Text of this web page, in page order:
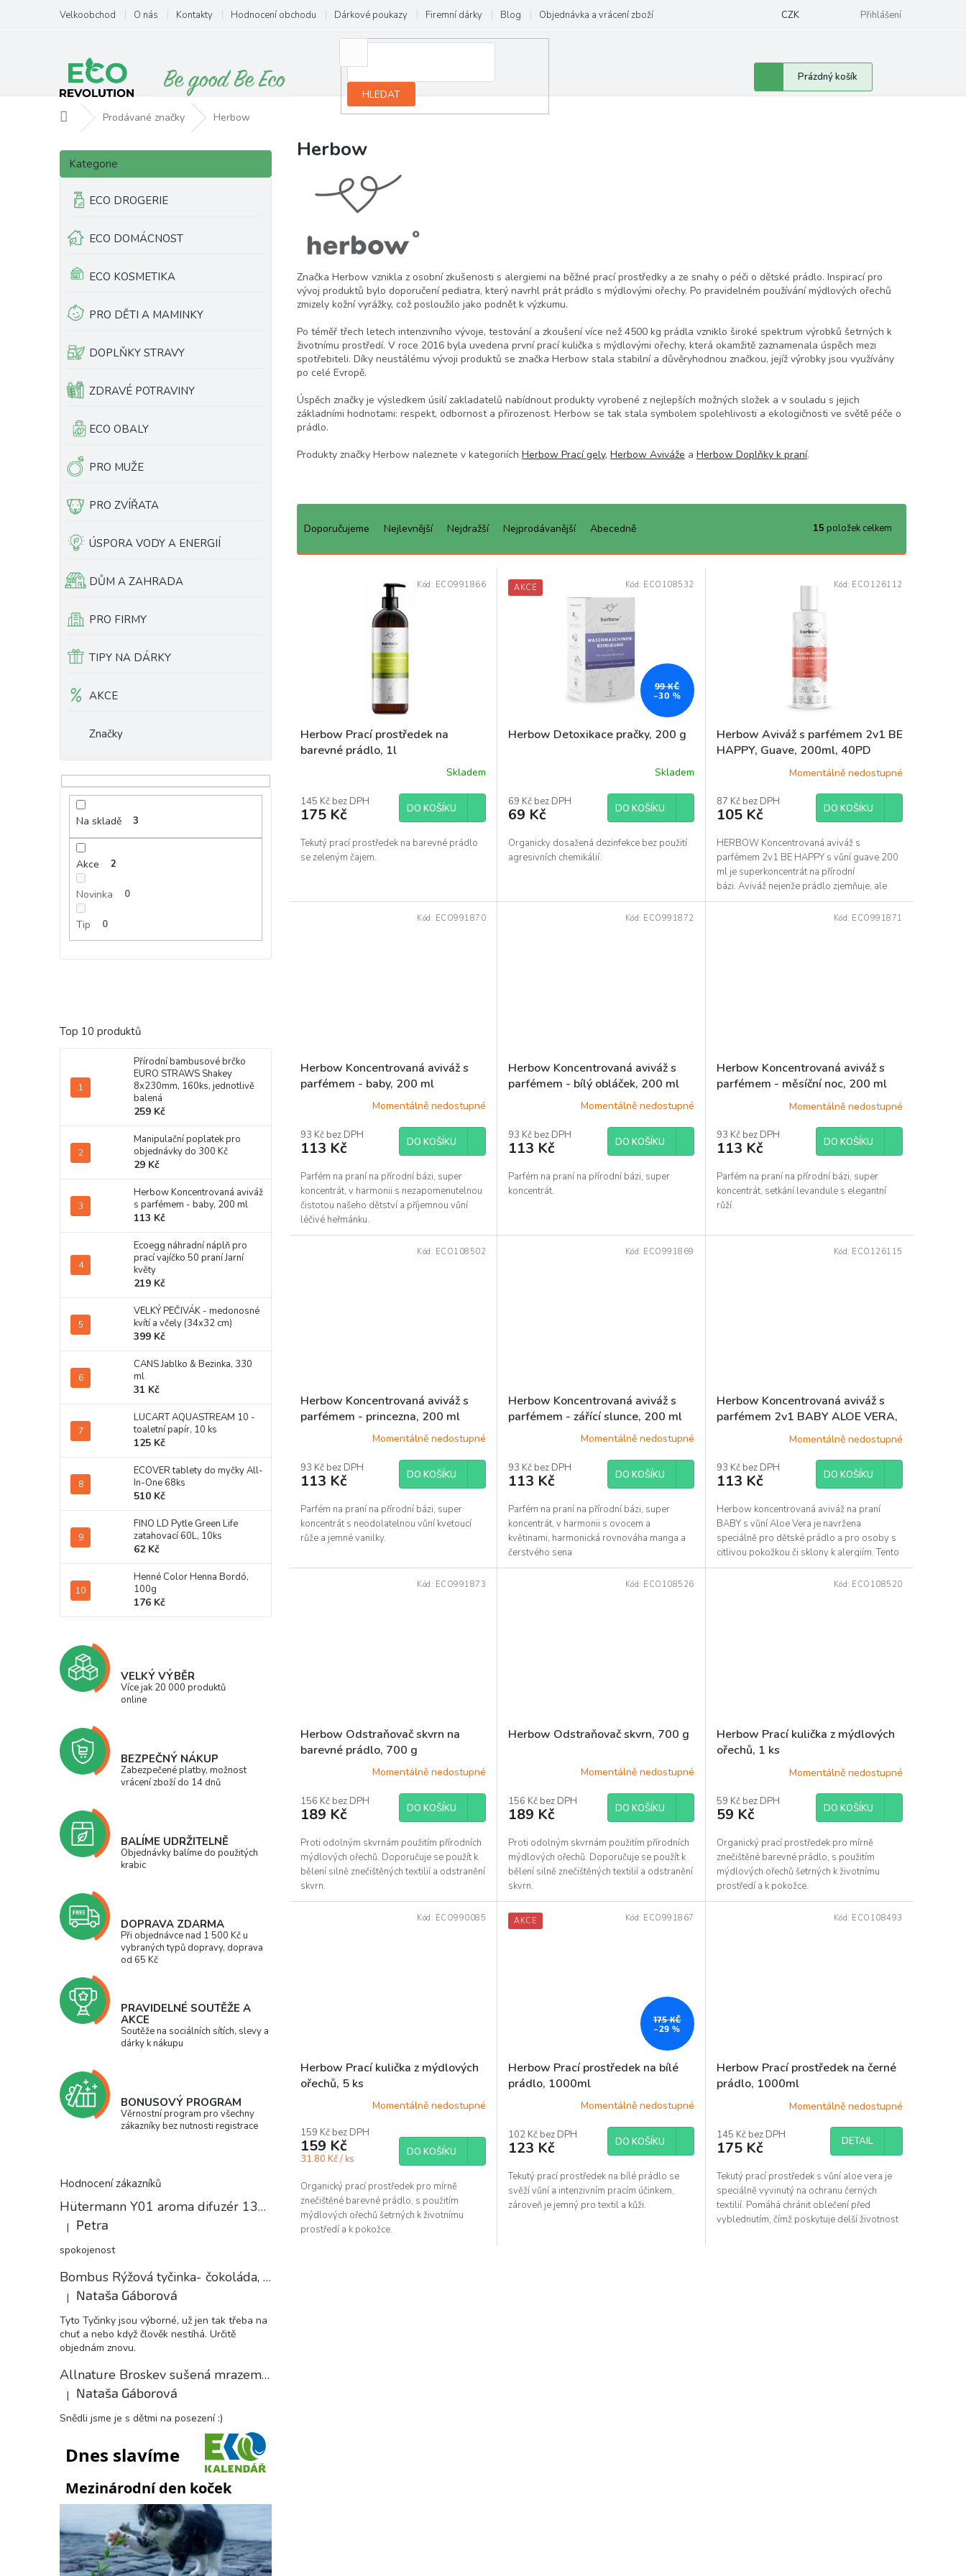
obsah
Velkoobchod O nás Kontakty Hodnocení obchodu Dárkové poukazy Firemní dárky Blog Objednávka a vrácení zboží CZK Přihlášení
HLEDAT
Nákupní
košík
Prázdný košík
Domů Prodávané značky Herbow
P
s
n
n
Přeskočit
kategorie
Kategorie
ECO DROGERIE
ECO DOMÁCNOST
ECO KOSMETIKA
PRO DĚTI A MAMINKY
DOPLŇKY STRAVY
ZDRAVÉ POTRAVINY
ECO OBALY
PRO MUŽE
PRO ZVÍŘATA
ÚSPORA VODY A ENERGIÍ
DŮM A ZAHRADA
PRO FIRMY
TIPY NA DÁRKY
AKCE
Značky
Na skladě 3
Akce 2
Novinka 0
Tip 0
Top 10 produktů
Přírodní bambusové brčko
EURO STRAWS Shakey
8x230mm, 160ks, jednotlivě
balená
259 Kč
Manipulační poplatek pro
objednávky do 300 Kč
29 Kč
Herbow Koncentrovaná aviváž
s parfémem - baby, 200 ml
113 Kč
Ecoegg náhradní náplň pro
prací vajíčko 50 praní Jarní
květy
219 Kč
VELKÝ PEČIVÁK - medonosné
kvítí a včely (34x32 cm)
399 Kč
CANS Jablko & Bezinka, 330
ml
31 Kč
LUCART AQUASTREAM 10 -
toaletní papír, 10 ks
125 Kč
ECOVER tablety do myčky All-
In-One 68ks
510 Kč
FINO LD Pytle Green Life
zatahovací 60L, 10ks
62 Kč
Henné Color Henna Bordó,
100g
176 Kč
VELKÝ VÝBĚR
Více jak 20 000 produktů
online
BEZPEČNÝ NÁKUP
Zabezpečené platby, možnost
vrácení zboží do 14 dnů
BALÍME UDRŽITELNĚ
Objednávky balíme do použitých
krabic
DOPRAVA ZDARMA
Při objednávce nad 1 500 Kč u
vybraných typů dopravy, doprava
od 65 Kč
PRAVIDELNÉ SOUTĚŽE A
AKCE
Soutěže na sociálních sítích, slevy a
dárky k nákupu
BONUSOVÝ PROGRAM
Věrnostní program pro všechny
zákazníky bez nutnosti registrace
Hodnocení zákazníků
Hütermann Y01 aroma difuzér 130ml světlé dřevo - ultrazvukový, USB.
Hodnocení produktu je 5 z 5 hvězdiček.
| Petra
spokojenost
Bombus Rýžová tyčinka- čokoláda, 18 g
Hodnocení produktu je 5 z 5 hvězdiček.
| Nataša Gáborová
Tyto Tyčinky jsou výborné, už jen tak třeba na
chuť a nebo když člověk nestíhá. Určitě
objednám znovu.
Allnature Broskev sušená mrazem plátky, 15 g
Hodnocení produktu je 5 z 5 hvězdiček.
| Nataša Gáborová
Snědli jsme je s dětmi na posezení :)
Herbow
Značka Herbow vznikla z osobní zkušenosti s alergiemi na běžné prací prostředky a ze snahy o péči o dětské prádlo. Inspirací pro
vývoj produktů bylo doporučení pediatra, který navrhl prát prádlo s mýdlovými ořechy. Po pravidelném používání mýdlových ořechů
zmizely kožní vyrážky, což posloužilo jako podnět k výzkumu.
Po téměř třech letech intenzivního vývoje, testování a zkoušení více než 4500 kg prádla vzniklo široké spektrum výrobků šetrných k
životnímu prostředí. V roce 2016 byla uvedena první prací kulička s mýdlovými ořechy, která okamžitě zaznamenala úspěch mezi
spotřebiteli. Díky neustálému vývoji produktů se značka Herbow stala stabilní a důvěryhodnou značkou, jejíž výrobky jsou využívány
po celé Evropě.
Úspěch značky je výsledkem úsilí zakladatelů nabídnout produkty vyrobené z nejlepších možných složek a v souladu s jejich
základními hodnotami: respekt, odbornost a přirozenost. Herbow se tak stala symbolem spolehlivosti a ekologičnosti ve světě péče o
prádlo.
Produkty značky Herbow naleznete v kategoriích Herbow Prací gely, Herbow Aviváže a Herbow Doplňky k praní.
Ř
e
Doporučujeme Nejlevnější Nejdražší Nejprodávanější Abecedně 15 položek celkem
V
d
u
k
ů
Herbow Prací prostředek na
barevné prádlo, 1l
Skladem
145 Kč bez DPH
175 Kč DO KOŠÍKU
Tekutý prací prostředek na barevné prádlo
se zeleným čajem.
Kód: ECO991866 AKCE
99 KČ
–30 %
Herbow Detoxikace pračky, 200 g
Skladem
69 Kč bez DPH
69 Kč DO KOŠÍKU
Organicky dosažená dezinfekce bez použití
agresivních chemikálií.
Kód: ECO108532
Herbow Aviváž s parfémem 2v1 BE
HAPPY, Guave, 200ml, 40PD
Momentálně nedostupné
87 Kč bez DPH
105 Kč DO KOŠÍKU
HERBOW Koncentrovaná aviváž s
parfémem 2v1 BE HAPPY s vůní guave 200
ml je superkoncentrát na přírodní
bázi. Aviváž nejenže prádlo zjemňuje, ale
parfém dodává prádlu...
Kód: ECO126112
Herbow Koncentrovaná aviváž s
parfémem - baby, 200 ml
Momentálně nedostupné
93 Kč bez DPH
113 Kč DO KOŠÍKU
Parfém na praní na přírodní bázi, super
koncentrát, v harmonii s nezapomenutelnou
čistotou našeho dětství a příjemnou vůní
léčivé heřmánku.
Kód: ECO991870
Herbow Koncentrovaná aviváž s
parfémem - bílý obláček, 200 ml
Momentálně nedostupné
93 Kč bez DPH
113 Kč DO KOŠÍKU
Parfém na praní na přírodní bázi, super
koncentrát.
Kód: ECO991872
Herbow Koncentrovaná aviváž s
parfémem - měsíční noc, 200 ml
Momentálně nedostupné
93 Kč bez DPH
113 Kč DO KOŠÍKU
Parfém na praní na přírodní bázi, super
koncentrát, setkání levandule s elegantní
růží.
Kód: ECO991871
Herbow Koncentrovaná aviváž s
parfémem - princezna, 200 ml
Momentálně nedostupné
93 Kč bez DPH
113 Kč DO KOŠÍKU
Parfém na praní na přírodní bázi, super
koncentrát s neodolatelnou vůní kvetoucí
růže a jemné vanilky.
Kód: ECO108502
Herbow Koncentrovaná aviváž s
parfémem - zářící slunce, 200 ml
Momentálně nedostupné
93 Kč bez DPH
113 Kč DO KOŠÍKU
Parfém na praní na přírodní bázi, super
koncentrát, v harmonii s ovocem a
květinami, harmonická rovnováha manga a
čerstvého sena
Kód: ECO991869
Herbow Koncentrovaná aviváž s
parfémem 2v1 BABY ALOE VERA,
200 ml, 40PDMomentálně nedostupné
93 Kč bez DPH
113 Kč DO KOŠÍKU
Herbow koncentrovaná aviváž na praní
BABY s vůní Aloe Vera je navržena
speciálně pro dětské prádlo a pro osoby s
citlivou pokožkou či sklony k alergiím. Tento
superkoncentrát na...
Kód: ECO126115
Herbow Odstraňovač skvrn na
barevné prádlo, 700 g
Momentálně nedostupné
156 Kč bez DPH
189 Kč DO KOŠÍKU
Proti odolným skvrnám použitím přírodních
mýdlových ořechů. Doporučuje se použít k
bělení silně znečištěných textilií a odstranění
skvrn.
Kód: ECO991873
Herbow Odstraňovač skvrn, 700 g
Momentálně nedostupné
156 Kč bez DPH
189 Kč DO KOŠÍKU
Proti odolným skvrnám použitím přírodních
mýdlových ořechů. Doporučuje se použít k
bělení silně znečištěných textilií a odstranění
skvrn.
Kód: ECO108526
Herbow Prací kulička z mýdlových
ořechů, 1 ks
Momentálně nedostupné
59 Kč bez DPH
59 Kč DO KOŠÍKU
Organický prací prostředek pro mírně
znečištěné barevné prádlo, s použitím
mýdlových ořechů šetrných k životnímu
prostředí a k pokožce.
Kód: ECO108520
Herbow Prací kulička z mýdlových
ořechů, 5 ks
Momentálně nedostupné
159 Kč bez DPH
159 Kč
31.80 Kč / ks
DO KOŠÍKU
Organický prací prostředek pro mírně
znečištěné barevné prádlo, s použitím
mýdlových ořechů šetrných k životnímu
prostředí a k pokožce.
Kód: ECO990085 AKCE
175 KČ
–29 %
Herbow Prací prostředek na bílé
prádlo, 1000ml
Momentálně nedostupné
102 Kč bez DPH
123 Kč DO KOŠÍKU
Tekutý prací prostředek na bílé prádlo se
svěží vůní a intenzivním pracím účinkem,
zároveň je jemný pro textil a kůži.
Kód: ECO991867
Herbow Prací prostředek na černé
prádlo, 1000ml
Momentálně nedostupné
145 Kč bez DPH
175 Kč DETAIL
Tekutý prací prostředek s vůní aloe vera je
speciálně vyvinutý na ochranu černých
textilií. Pomáhá chránit oblečení před
vyblednutím, čímž poskytuje delší životnost
Kód: ECO108493